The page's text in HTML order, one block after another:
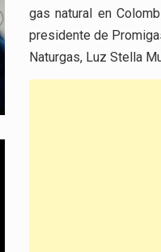
gas natural en
presidente de
Naturgas, Luz Stella